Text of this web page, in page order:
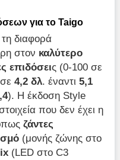
για το Taigo
τη διαφορά
στον καλύτερο
επιδόσεις (0-100 σε
σε4,2 δλ. έναντι5,1
). Η έκδοση Style
που δεν έχει η
ζάντες
(μονής ζώνης στο
(LED στο C3